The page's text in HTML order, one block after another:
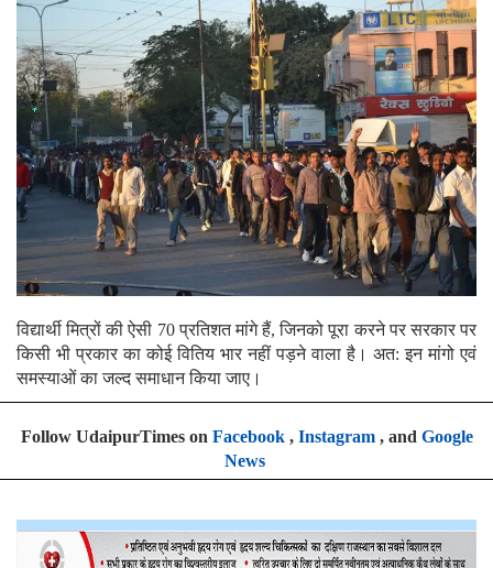
विद्यार्थी मित्रों की ऐसी 70 प्रतिशत मांगे हैं, जिनको पूरा करने पर सरकार पर
किसी भी प्रकार का कोई वितिय भार नहीं पड़ने वाला है। अत: इन मांगो एवं
समस्याओं का जल्द समाधान किया जाए।
Follow UdaipurTimes on Facebook, Instagram, and Google
News